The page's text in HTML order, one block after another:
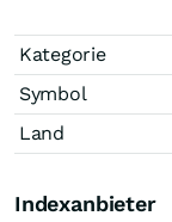
Kategorie
Symbol
Land
Indexanbieter